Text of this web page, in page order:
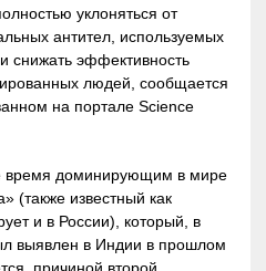
уклоняться от
антител, используемых
снижать эффективность
людей, сообщается
на портале Science
время доминирующим в мире
(также известный как
и в России), который, в
выявлен в Индии в прошлом
причиной второй